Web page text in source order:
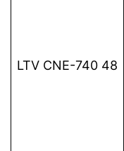
LTV CNE-740 48